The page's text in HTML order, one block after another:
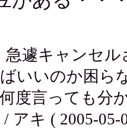
遽キャンセル
いいのか困ら
度言っても分
アキ ( 2005-05-